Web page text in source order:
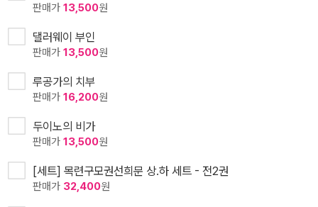
판매가 13,500원
댈러웨이 부인
판매가 13,500원
루공가의 치부
판매가 16,200원
두이노의 비가
판매가 13,500원
[세트] 목련구모권선희문 상.하 세트 - 전2권
판매가 32,400원